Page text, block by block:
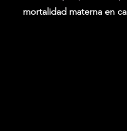
mortalidad materna en